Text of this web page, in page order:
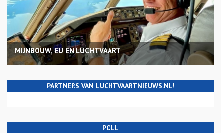
MIJNBOUW, EU EN LUCHTVAART
PARTNERS VAN LUCHTVAARTNIEUWS.NL!
POLL